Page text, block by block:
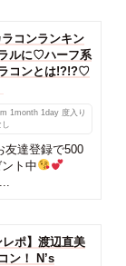
ラコンランキン
ルに♡ハーフ系
コンとは!?!?♡
1month 1day 度入り
達登録で500
ト中
レポ】渡辺直美
ン！ N’s